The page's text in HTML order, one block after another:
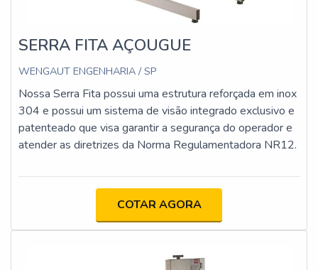
SERRA FITA AÇOUGUE
WENGAUT ENGENHARIA / SP
Nossa Serra Fita possui uma estrutura reforçada em inox
304 e possui um sistema de visão integrado exclusivo e
patenteado que visa garantir a segurança do operador e
atender as diretrizes da Norma Regulamentadora NR12.
COTAR AGORA